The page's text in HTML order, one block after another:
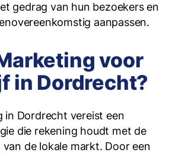
gedrag van hun bezoekers en
aanpassen.
voor
in Dordrecht?
in Dordrecht vereist een
die rekening houdt met de
de lokale markt. Door een